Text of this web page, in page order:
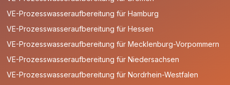
VE-Prozesswasseraufbereitung für Hamburg
VE-Prozesswasseraufbereitung für Hessen
VE-Prozesswasseraufbereitung für Mecklenburg-Vorpommern
VE-Prozesswasseraufbereitung für Niedersachsen
VE-Prozesswasseraufbereitung für Nordrhein-Westfalen